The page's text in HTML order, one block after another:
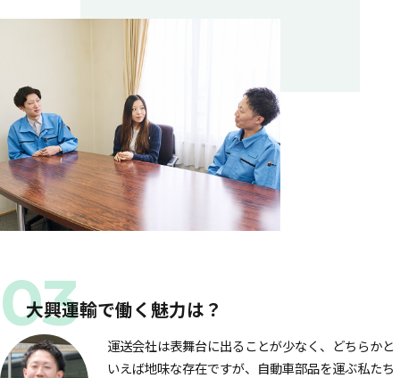
大興運輸で働く魅力は？
運送会社は表舞台に出ることが少なく、どちらかと
いえば地味な存在ですが、自動車部品を運ぶ私たち